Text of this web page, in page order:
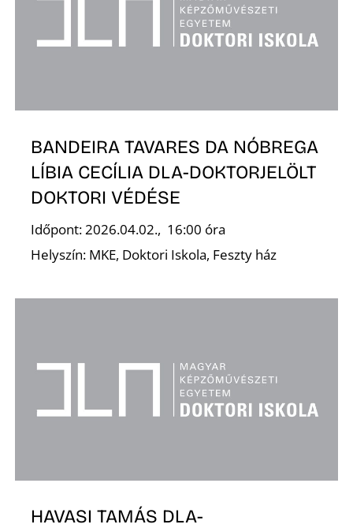
BANDEIRA TAVARES DA NÓBREGA
LÍBIA CECÍLIA DLA-DOKTORJELÖLT
DOKTORI VÉDÉSE
Időpont: 2026.04.02., 16:00 óra
Helyszín: MKE, Doktori Iskola, Feszty ház
HAVASI TAMÁS DLA-